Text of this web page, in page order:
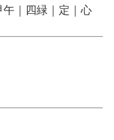
午｜四緑｜定｜心